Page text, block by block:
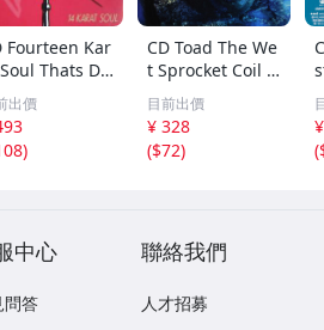
Fourteen Kar
Thats Do
Wapp Acappel
Ca
Internatio
/00110
出價
)
CD Toad The We
t Sprocket Coil C
K67862 Columbi
a /00110
目前出價
¥ 328
($72)
(
中心
問答
聯絡我們
人才招募